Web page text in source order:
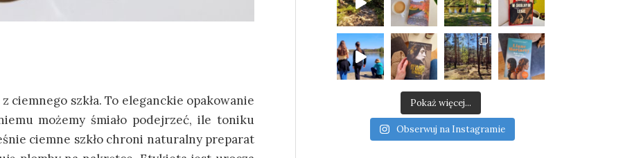
szkła. To eleganckie opakowanie
możemy śmiało podejrzeć, ile toniku
ciemne szkło chroni naturalny preparat
Pokaż więcej...
Obserwuj na Instagramie